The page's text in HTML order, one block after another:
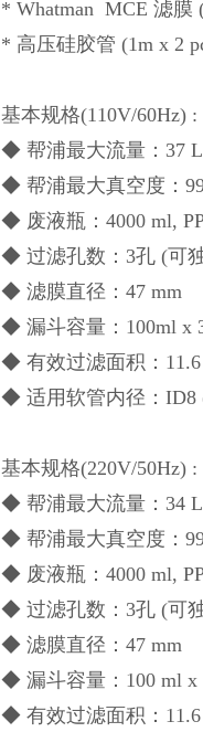
* Whatman MCE 滤膜
* 高压硅胶管 (1m x 2
基本规格(110V/60Hz) :
◆ 帮浦最大流量：37
◆ 帮浦最大真空度：
◆ 废液瓶：4000 ml,
◆ 过滤孔数： 3孔 (可
◆ 滤膜直径：47 mm
◆ 漏斗容量：100ml x
◆ 有效过滤面积：11.6
◆ 适用软管内径：ID8
基本规格(220V/50Hz) :
◆ 帮浦最大流量：34
◆ 帮浦最大真空度：
◆ 废液瓶：4000 ml,
◆ 过滤孔数：3孔 (可
◆ 滤膜直径：47 mm
◆ 漏斗容量：100 ml x
◆ 有效过滤面积：11.6